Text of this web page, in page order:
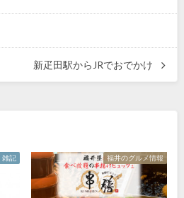
新疋田駅からJRでおでかけ
雑記 福井のグルメ情報